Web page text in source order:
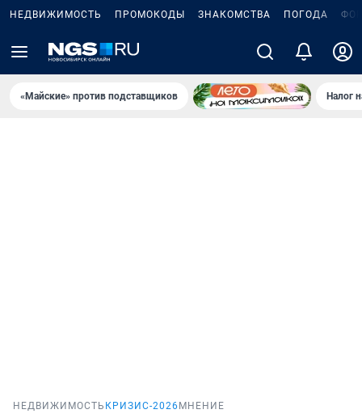
НЕДВИЖИМОСТЬ ПРОМОКОДЫ ЗНАКОМСТВА ПОГОДА
«Майские» против подставщиков Налог
НЕДВИЖИМОСТЬ КРИЗИС-2026 МНЕНИЕ